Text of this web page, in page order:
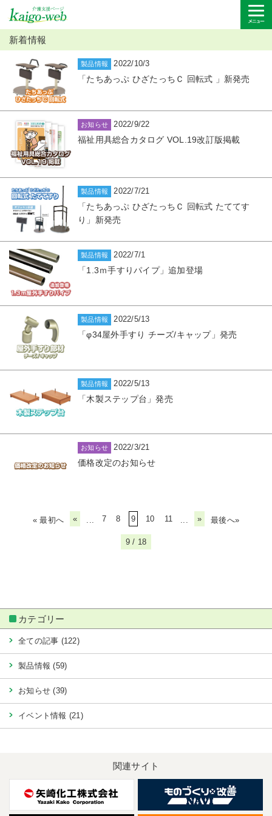
新着情報
製品情報 2022/10/3
「たちあっぷ ひざたっちＣ 回転式 」新発売
お知らせ 2022/9/22
福祉用具総合カタログ VOL.19改訂版掲載
製品情報 2022/7/21
「たちあっぷ ひざたっちＣ 回転式 たててす
り」新発売
製品情報 2022/7/1
「1.3ｍ手すりパイプ」追加登場
製品情報 2022/5/13
「φ34屋外手すり チーズ/キャップ」発売
製品情報 2022/5/13
「木製ステップ台」発売
お知らせ 2022/3/21
価格改定のお知らせ
9 / 18
« 最初へ « 7 8 9 10 11 » 最後へ»
カテゴリー
全ての記事 (122)
製品情報 (59)
お知らせ (39)
イベント情報 (21)
関連サイト